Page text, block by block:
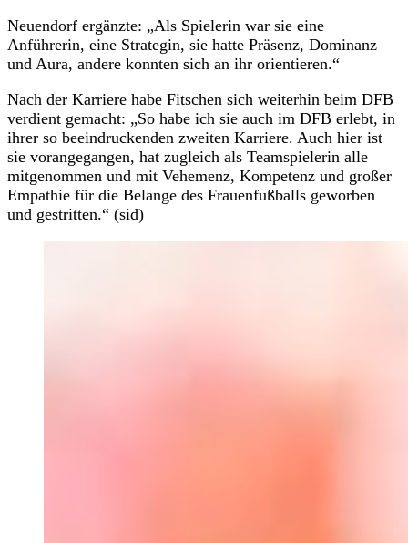
Neuendorf ergänzte: „Als Spielerin war sie eine
Anführerin, eine Strategin, sie hatte Präsenz, Dominanz
und Aura, andere konnten sich an ihr orientieren.“
Nach der Karriere habe Fitschen sich weiterhin beim DFB
verdient gemacht: „So habe ich sie auch im DFB erlebt, in
ihrer so beeindruckenden zweiten Karriere. Auch hier ist
sie vorangegangen, hat zugleich als Teamspielerin alle
mitgenommen und mit Vehemenz, Kompetenz und großer
Empathie für die Belange des Frauenfußballs geworben
und gestritten.“ (sid)